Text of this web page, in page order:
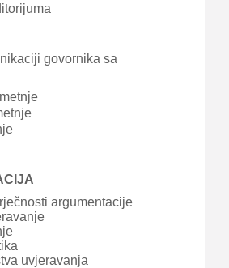
govornika sa
argumentacije
uvjeravanja